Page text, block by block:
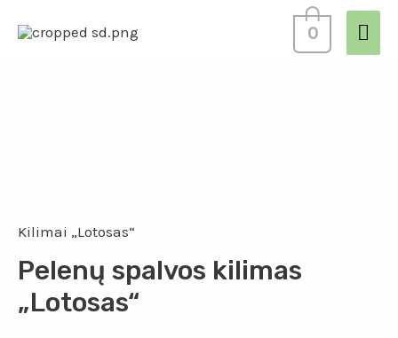
0
Kilimai „Lotosas“
Pelenų spalvos kilimas
„Lotosas“